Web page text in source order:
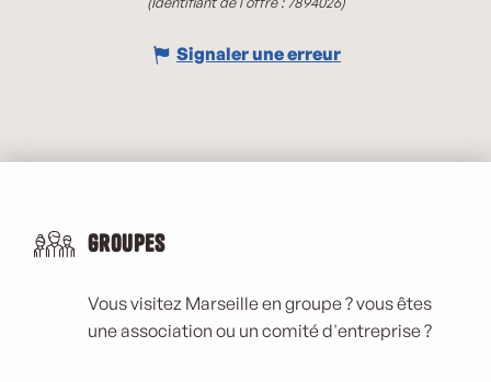
Signaler une erreur
Groupes
Vous visitez Marseille en groupe ? vous êtes
une association ou un comité d'entreprise ?